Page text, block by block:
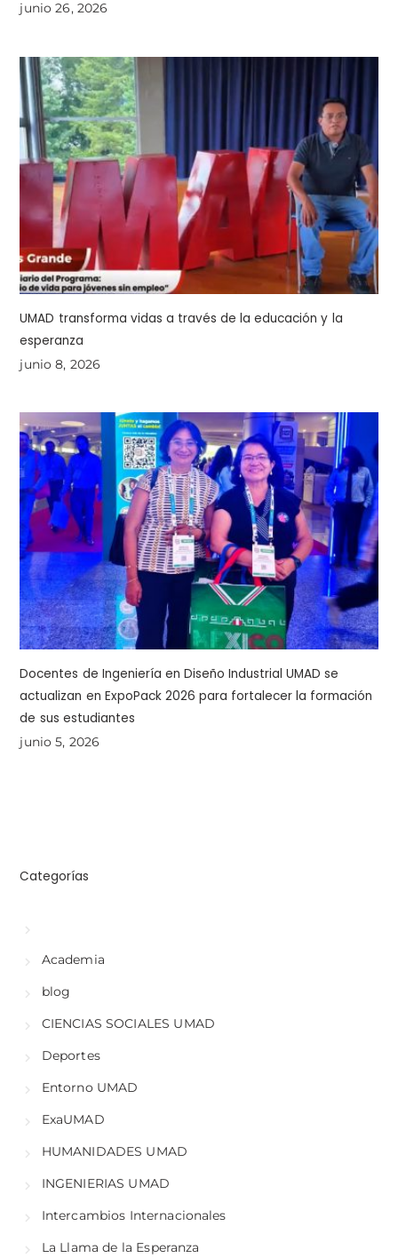
junio 26, 2026
UMAD transforma vidas a través de la educación y la
esperanza
junio 8, 2026
Docentes de Ingeniería en Diseño Industrial UMAD se
actualizan en ExpoPack 2026 para fortalecer la formación
de sus estudiantes
junio 5, 2026
Categorías
Academia
blog
CIENCIAS SOCIALES UMAD
Deportes
Entorno UMAD
ExaUMAD
HUMANIDADES UMAD
INGENIERIAS UMAD
Intercambios Internacionales
La Llama de la Esperanza